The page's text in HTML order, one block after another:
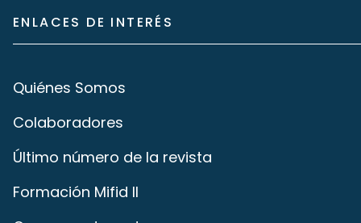
ENLACES DE INTERÉS
Quiénes Somos
Colaboradores
Último número de la revista
Formación Mifid II